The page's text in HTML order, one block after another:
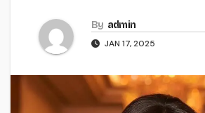
By admin
JAN 17, 2025